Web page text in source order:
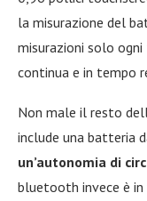
la misurazione del
misurazioni solo
continua e in tempo
Non male il resto
include una batteria
un’autonomia di
bluetooth invece è